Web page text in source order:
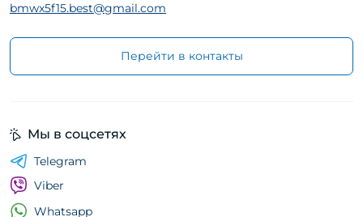
bmwx5f15.best@gmail.com
Перейти в контакты
Мы в соцсетях
Telegram
Viber
Whatsapp